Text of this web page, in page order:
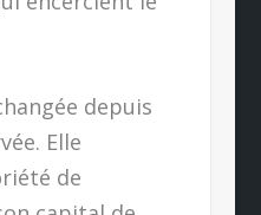
depuis
Elle
de